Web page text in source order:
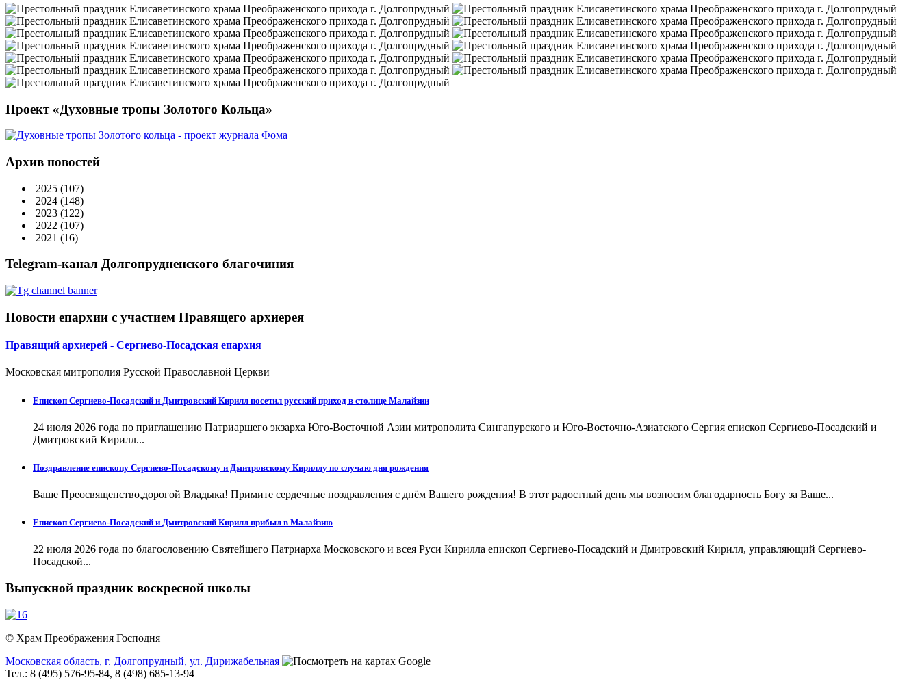
Проект «Духовные тропы Золотого Кольца»
Архив новостей
2025 (107)
2024 (148)
2023 (122)
2022 (107)
2021 (16)
Telegram-канал Долгопрудненского благочиния
Новости епархии с участием Правящего архиерея
Правящий архиерей - Сергиево-Посадская епархия
Московская митрополия Русской Православной Церкви
Епископ Сергиево-Посадский и Дмитровский Кирилл посетил русский приход в столице Малайзии
24 июля 2026 года по приглашению Патриаршего экзарха Юго-Восточной Азии митрополита Сингапурского и Юго-Восточно-Азиатского Сергия епископ Сергиево-Посадский и
Дмитровский Кирилл...
Поздравление епископу Сергиево-Посадскому и Дмитровскому Кириллу по случаю дня рождения
Ваше Преосвященство,дорогой Владыка! Примите сердечные поздравления с днём Вашего рождения! В этот радостный день мы возносим благодарность Богу за Ваше...
Епископ Сергиево-Посадский и Дмитровский Кирилл прибыл в Малайзию
22 июля 2026 года по благословению Святейшего Патриарха Московского и всея Руси Кирилла епископ Сергиево-Посадский и Дмитровский Кирилл, управляющий Сергиево-
Посадской...
Выпускной праздник воскресной школы
© Храм Преображения Господня
Московская область, г. Долгопрудный, ул. Дирижабельная
Тел.: 8 (495) 576-95-84, 8 (498) 685-13-94